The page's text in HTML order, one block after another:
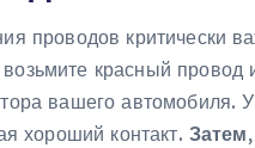
проводов критически
возьмите красный провод
вашего автомобиля.
хороший контакт. Затем